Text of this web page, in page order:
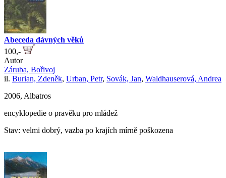
Abeceda dávných věků
100,-
Autor
Záruba, Bořivoj
il. Burian, Zdeněk, Urban, Petr, Sovák, Jan, Waldhauserová, Andrea
2006, Albatros
encyklopedie o pravěku pro mládež
Stav: velmi dobrý, vazba po krajích mírně poškozena